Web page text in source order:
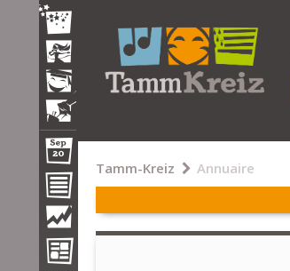
Tamm-Kreiz Annuaire